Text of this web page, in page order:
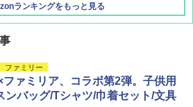
ランキングをもっと見る
地球の歩き方 チェンマイ タイ北部の魅
な町 2026～2027 地球の歩き方D アジア
ンパーズコレクション 山善] ポップアッ
ント 傘みたいに広げて畳める パッとサ
サンシェード キューブ フルクローズ メ
ュ 簡単設置 ワンタッチテント キャンプ
パラソル 大型 ビーチ アウトドアパ
ル ガーデン サイトシート付 折りたたみ
UVカット 4段階高さ調整 軽量 収納袋付
ファミリー
ァミリア、コラボ第2弾。子供用
ンバッグ/Tシャツ/巾着セット/文具